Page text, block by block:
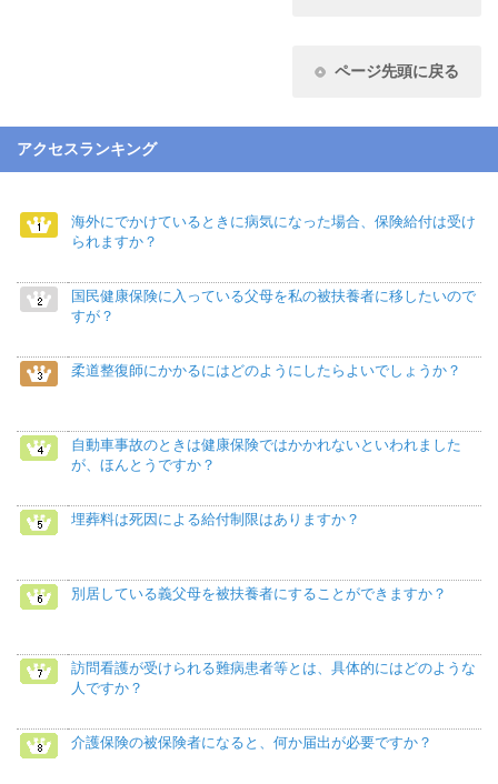
ページ先頭に戻る
アクセスランキング
海外にでかけているときに病気になった場合、保険給付は受け
られますか？
国民健康保険に入っている父母を私の被扶養者に移したいので
すが？
柔道整復師にかかるにはどのようにしたらよいでしょうか？
自動車事故のときは健康保険ではかかれないといわれました
が、ほんとうですか？
埋葬料は死因による給付制限はありますか？
別居している義父母を被扶養者にすることができますか？
訪問看護が受けられる難病患者等とは、具体的にはどのような
人ですか？
介護保険の被保険者になると、何か届出が必要ですか？